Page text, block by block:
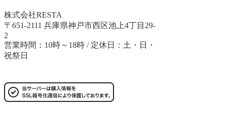
株式会社RESTA
〒651-2111 兵庫県神戸市西区池上4丁目29-
2
営業時間：10時～18時 / 定休日：土・日・
祝祭日